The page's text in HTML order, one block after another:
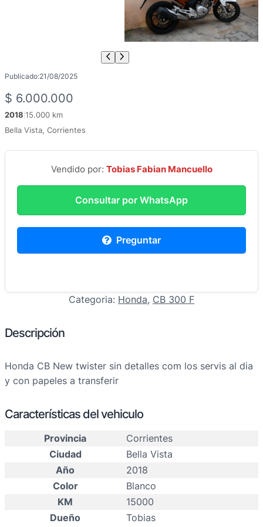
Publicado:21/08/2025
$ 6.000.000
2018 15.000 km
Bella Vista, Corrientes
Vendido por: Tobias Fabian Mancuello
Consultar por WhatsApp
Preguntar
Categoria: Honda, CB 300 F
Descripción
Honda CB New twister sin detalles com los servis al dia
y con papeles a transferir
Características del vehiculo
Provincia
Corrientes
Ciudad
Bella Vista
Año
2018
Color
Blanco
KM
15000
Dueño
Tobias